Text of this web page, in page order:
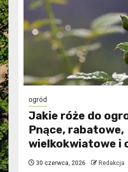
ogród
Jakie róże do
Pnące, rabatowe,
wielkokwiatowe i
30 czerwca, 2026 Redakcja